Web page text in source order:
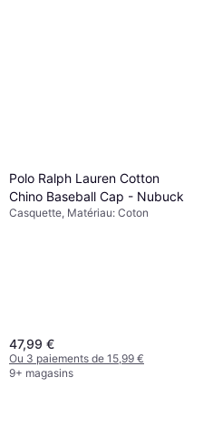
Polo Ralph Lauren Cotton
Chino Baseball Cap - Nubuck
Casquette, Matériau: Coton
47,99 €
Ou 3 paiements de 15,99 €
9+ magasins